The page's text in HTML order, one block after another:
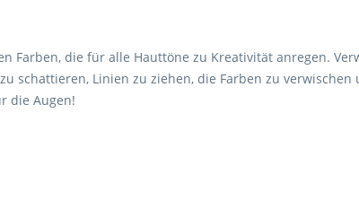
Farben, die für alle Hauttöne zu Kreativität anregen.
schattieren, Linien zu ziehen, die Farben zu verwischen
die Augen!